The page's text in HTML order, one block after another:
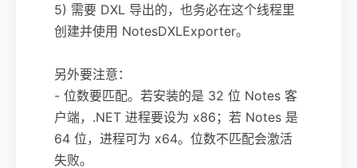
5) 需要 DXL 导出的，也务必在这个线程里
创建并使用 NotesDXLExporter。
另外要注意：
- 位数要匹配。若安装的是 32 位 Notes 客
户端，.NET 进程要设为 x86；若 Notes 是
64 位，进程可为 x64。位数不匹配会激活
失败。